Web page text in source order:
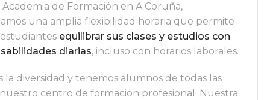
de Formación en A Coruña,
una amplia flexibilidad horaria que permite
equilibrar sus clases y estudios con
diarias, incluso con horarios laborales.
la diversidad y tenemos alumnos de todas las
centro de formación profesional. Nuestra